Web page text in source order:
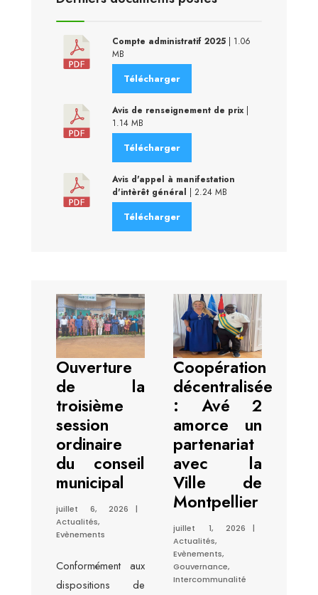
Compte administratif 2025 | 1.06
MB
Télécharger
Avis de renseignement de prix |
1.14 MB
Télécharger
Avis d'appel à manifestation
d'intèrêt général | 2.24 MB
Télécharger
Ouverture
de la
troisième
session
ordinaire
du conseil
municipal
juillet 6, 2026
|
Actualités,
Evènements
Conformément aux
dispositions de
Coopération
décentralisée
: Avé 2
amorce un
partenariat
avec la
Ville de
Montpellier
juillet 1, 2026
|
Actualités,
Evènements,
Gouvernance,
Intercommunalité